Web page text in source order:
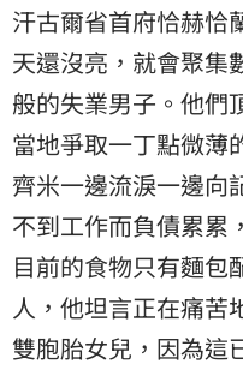
汗古爾省首府恰赫恰
天還沒亮，就會聚集
般的失業男子。他們
當地爭取一丁點微薄
齊米一邊流淚一邊向
不到工作而負債累累
目前的食物只有麵包
人，他坦言正在痛苦
雙胞胎女兒，因為這